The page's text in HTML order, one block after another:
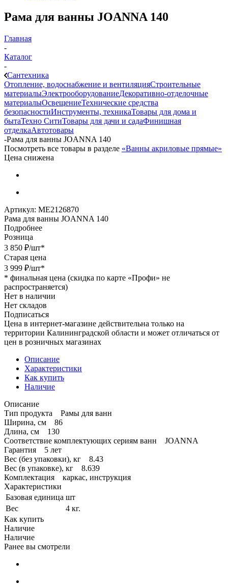
Рама для ванны JOANNA 140
Главная
-
Каталог
-
Сантехника
Отопление, водоснабжение и вентиляцияСтроительные
материалыЭлектрооборудованиеДекоративно-отделочные
материалыОсвещениеТехнические средства
безопасностиИнструменты, техникаТовары для дома и
бытаТехно СитиТовары для дачи и садаФинишная
отделкаАвтотовары
-Рама для ванны JOANNA 140
Посмотреть все товары в разделе «Ванны акриловые прямые»
Цена снижена
Артикул: МЕ2126870
Рама для ванны JOANNA 140
Подробнее
Розница
3 850 ₽/шт*
Старая цена
3 999 ₽/шт*
* финальная цена (скидка по карте «Профи» не
распространяется)
Нет в наличии
Нет складов
Подписаться
Цена в интернет-магазине действительна только на
территории Калининградской области и может отличаться от
цен в розничных магазинах
Описание
Характеристики
Как купить
Наличие
Описание
Тип продукта Рамы для ванн
Ширина, см 86
Длина, см 130
Соответствие комплектующих сериям ванн JOANNA
Гарантия 5 лет
Вес (без упаковки), кг 8.43
Вес (в упаковке), кг 8.639
Комплектация каркас, инструкция
Характеристики
Базовая единица шт
Вес
4 кг.
Как купить
Наличие
Наличие
Ранее вы смотрели